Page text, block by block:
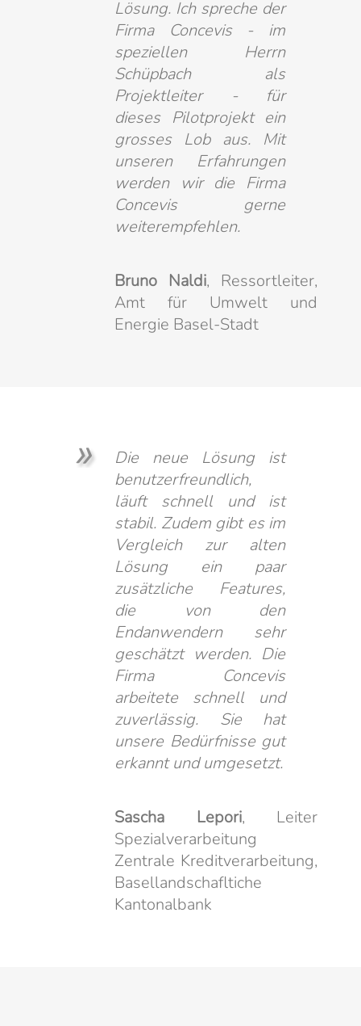
Lösung. Ich spreche der
Firma Concevis - im
speziellen Herrn
Schüpbach als
Projektleiter - für
dieses Pilotprojekt ein
grosses Lob aus. Mit
unseren Erfahrungen
werden wir die Firma
Concevis gerne
weiterempfehlen.
Bruno Naldi, Ressortleiter,
Amt für Umwelt und
Energie Basel-Stadt
Die neue Lösung ist
benutzerfreundlich,
läuft schnell und ist
stabil. Zudem gibt es im
Vergleich zur alten
Lösung ein paar
zusätzliche Features,
die von den
Endanwendern sehr
geschätzt werden. Die
Firma Concevis
arbeitete schnell und
zuverlässig. Sie hat
unsere Bedürfnisse gut
erkannt und umgesetzt.
Sascha Lepori, Leiter
Spezialverarbeitung
Zentrale Kreditverarbeitung,
Basellandschafltiche
Kantonalbank